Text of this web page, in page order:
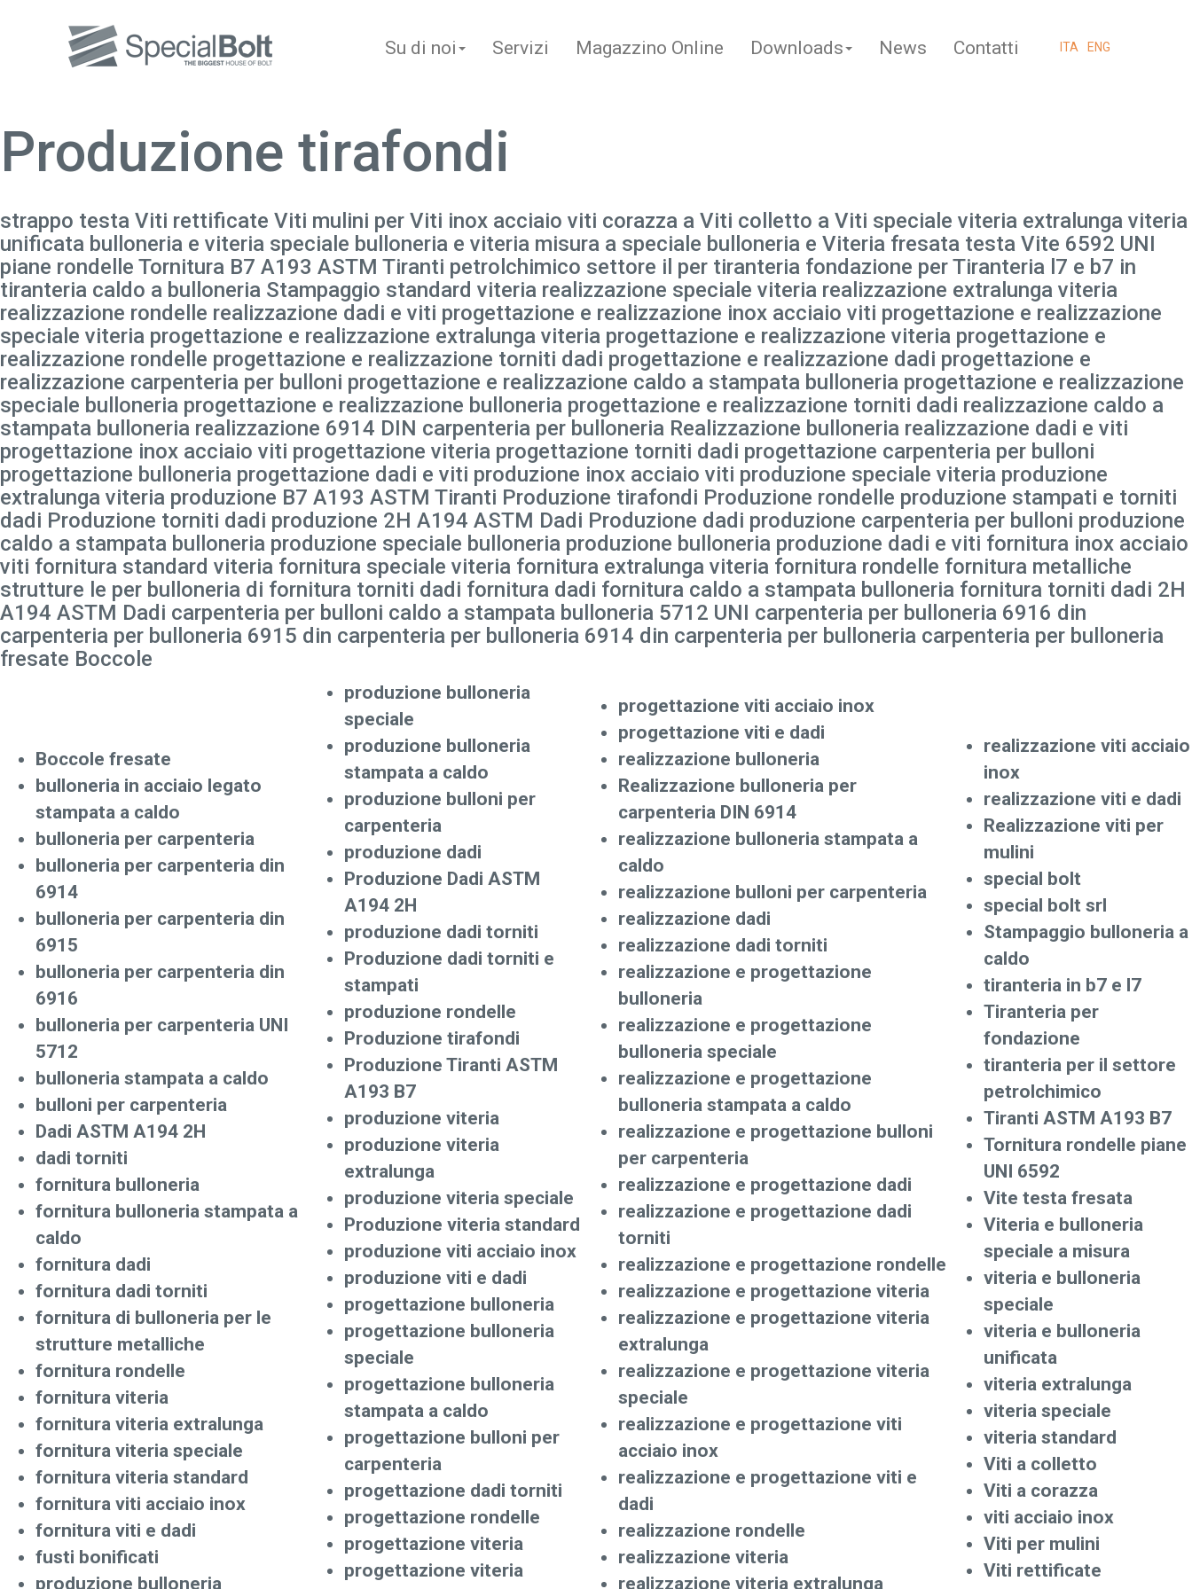
ITA ENG
Su di noi Servizi Magazzino Online Downloads News Contatti
Produzione tirafondi
strappo testa Viti rettificate Viti mulini per Viti inox acciaio viti corazza a Viti colletto a Viti speciale viteria extralunga viteria
unificata bulloneria e viteria speciale bulloneria e viteria misura a speciale bulloneria e Viteria fresata testa Vite 6592 UNI
piane rondelle Tornitura B7 A193 ASTM Tiranti petrolchimico settore il per tiranteria fondazione per Tiranteria l7 e b7 in
tiranteria caldo a bulloneria Stampaggio standard viteria realizzazione speciale viteria realizzazione extralunga viteria
realizzazione rondelle realizzazione dadi e viti progettazione e realizzazione inox acciaio viti progettazione e realizzazione
speciale viteria progettazione e realizzazione extralunga viteria progettazione e realizzazione viteria progettazione e
realizzazione rondelle progettazione e realizzazione torniti dadi progettazione e realizzazione dadi progettazione e
realizzazione carpenteria per bulloni progettazione e realizzazione caldo a stampata bulloneria progettazione e realizzazione
speciale bulloneria progettazione e realizzazione bulloneria progettazione e realizzazione torniti dadi realizzazione caldo a
stampata bulloneria realizzazione 6914 DIN carpenteria per bulloneria Realizzazione bulloneria realizzazione dadi e viti
progettazione inox acciaio viti progettazione viteria progettazione torniti dadi progettazione carpenteria per bulloni
progettazione bulloneria progettazione dadi e viti produzione inox acciaio viti produzione speciale viteria produzione
extralunga viteria produzione B7 A193 ASTM Tiranti Produzione tirafondi Produzione rondelle produzione stampati e torniti
dadi Produzione torniti dadi produzione 2H A194 ASTM Dadi Produzione dadi produzione carpenteria per bulloni produzione
caldo a stampata bulloneria produzione speciale bulloneria produzione bulloneria produzione dadi e viti fornitura inox acciaio
viti fornitura standard viteria fornitura speciale viteria fornitura extralunga viteria fornitura rondelle fornitura metalliche
strutture le per bulloneria di fornitura torniti dadi fornitura dadi fornitura caldo a stampata bulloneria fornitura torniti dadi 2H
A194 ASTM Dadi carpenteria per bulloni caldo a stampata bulloneria 5712 UNI carpenteria per bulloneria 6916 din
carpenteria per bulloneria 6915 din carpenteria per bulloneria 6914 din carpenteria per bulloneria carpenteria per bulloneria
fresate Boccole
Boccole fresate
bulloneria in acciaio legato
stampata a caldo
bulloneria per carpenteria
bulloneria per carpenteria din
6914
bulloneria per carpenteria din
6915
bulloneria per carpenteria din
6916
bulloneria per carpenteria UNI
5712
bulloneria stampata a caldo
bulloni per carpenteria
Dadi ASTM A194 2H
dadi torniti
fornitura bulloneria
fornitura bulloneria stampata a
caldo
fornitura dadi
fornitura dadi torniti
fornitura di bulloneria per le
strutture metalliche
fornitura rondelle
fornitura viteria
fornitura viteria extralunga
fornitura viteria speciale
fornitura viteria standard
fornitura viti acciaio inox
fornitura viti e dadi
fusti bonificati
produzione bulloneria
produzione bulloneria
speciale
produzione bulloneria
stampata a caldo
produzione bulloni per
carpenteria
produzione dadi
Produzione Dadi ASTM
A194 2H
produzione dadi torniti
Produzione dadi torniti e
stampati
produzione rondelle
Produzione tirafondi
Produzione Tiranti ASTM
A193 B7
produzione viteria
produzione viteria
extralunga
produzione viteria speciale
Produzione viteria standard
produzione viti acciaio inox
produzione viti e dadi
progettazione bulloneria
progettazione bulloneria
speciale
progettazione bulloneria
stampata a caldo
progettazione bulloni per
carpenteria
progettazione dadi torniti
progettazione rondelle
progettazione viteria
progettazione viteria
progettazione viti acciaio inox
progettazione viti e dadi
realizzazione bulloneria
Realizzazione bulloneria per
carpenteria DIN 6914
realizzazione bulloneria stampata a
caldo
realizzazione bulloni per carpenteria
realizzazione dadi
realizzazione dadi torniti
realizzazione e progettazione
bulloneria
realizzazione e progettazione
bulloneria speciale
realizzazione e progettazione
bulloneria stampata a caldo
realizzazione e progettazione bulloni
per carpenteria
realizzazione e progettazione dadi
realizzazione e progettazione dadi
torniti
realizzazione e progettazione rondelle
realizzazione e progettazione viteria
realizzazione e progettazione viteria
extralunga
realizzazione e progettazione viteria
speciale
realizzazione e progettazione viti
acciaio inox
realizzazione e progettazione viti e
dadi
realizzazione rondelle
realizzazione viteria
realizzazione viteria extralunga
realizzazione viti acciaio
inox
realizzazione viti e dadi
Realizzazione viti per
mulini
special bolt
special bolt srl
Stampaggio bulloneria a
caldo
tiranteria in b7 e l7
Tiranteria per
fondazione
tiranteria per il settore
petrolchimico
Tiranti ASTM A193 B7
Tornitura rondelle piane
UNI 6592
Vite testa fresata
Viteria e bulloneria
speciale a misura
viteria e bulloneria
speciale
viteria e bulloneria
unificata
viteria extralunga
viteria speciale
viteria standard
Viti a colletto
Viti a corazza
viti acciaio inox
Viti per mulini
Viti rettificate